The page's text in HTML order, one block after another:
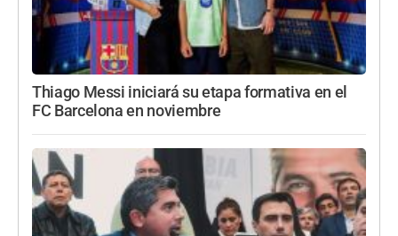
Thiago Messi iniciará su etapa formativa en el
FC Barcelona en noviembre